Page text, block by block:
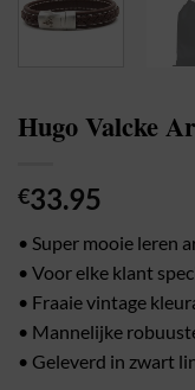
Hugo Valcke
€33.95
• Super mooie leren
• Voor elke klant
• Fraaie vintage
• Mannelijke
• Geleverd in zwart